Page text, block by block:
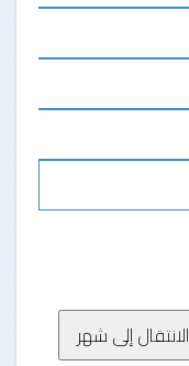
الانتقال إلى شهر